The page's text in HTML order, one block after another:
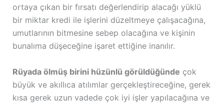
ortaya çıkan bir fırsatı değerlendirip alacağı yüklü
bir miktar kredi ile işlerini düzeltmeye çalışacağına,
umutlarının bitmesine sebep olacağına ve kişinin
bunalıma düşeceğine işaret ettiğine inanılır.
Rüyada ölmüş birini hüzünlü görüldüğünde çok
büyük ve akıllıca atılımlar gerçekleştireceğine, gerek
kısa gerek uzun vadede çok iyi işler yapılacağına ve